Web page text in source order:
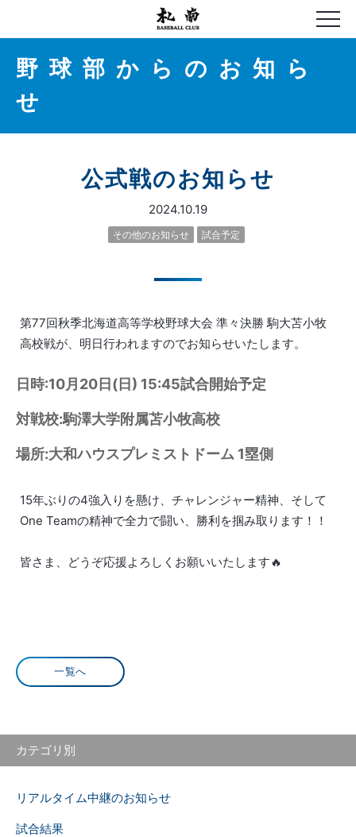
野球部からのお知ら
せ
公式戦のお知らせ
2024.10.19
その他のお知らせ 試合予定
第77回秋季北海道高等学校野球大会 準々決勝 駒大苫小牧
高校戦が、明日行われますのでお知らせいたします。
日時:10月20日(日) 15:45試合開始予定
対戦校:駒澤大学附属苫小牧高校
場所:大和ハウスプレミストドーム 1塁側
15年ぶりの4強入りを懸け、チャレンジャー精神、そして
One Teamの精神で全力で闘い、勝利を掴み取ります！！
皆さま、どうぞ応援よろしくお願いいたします🔥
一覧へ
カテゴリ別
リアルタイム中継のお知らせ
試合結果